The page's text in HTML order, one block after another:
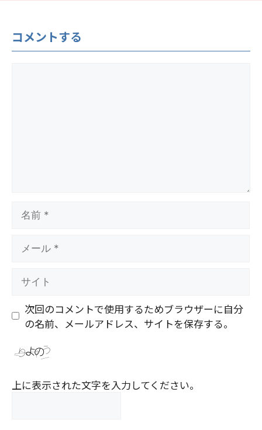
コメントする
次回のコメントで使用するためブラウザーに自分
の名前、メールアドレス、サイトを保存する。
上に表示された文字を入力してください。